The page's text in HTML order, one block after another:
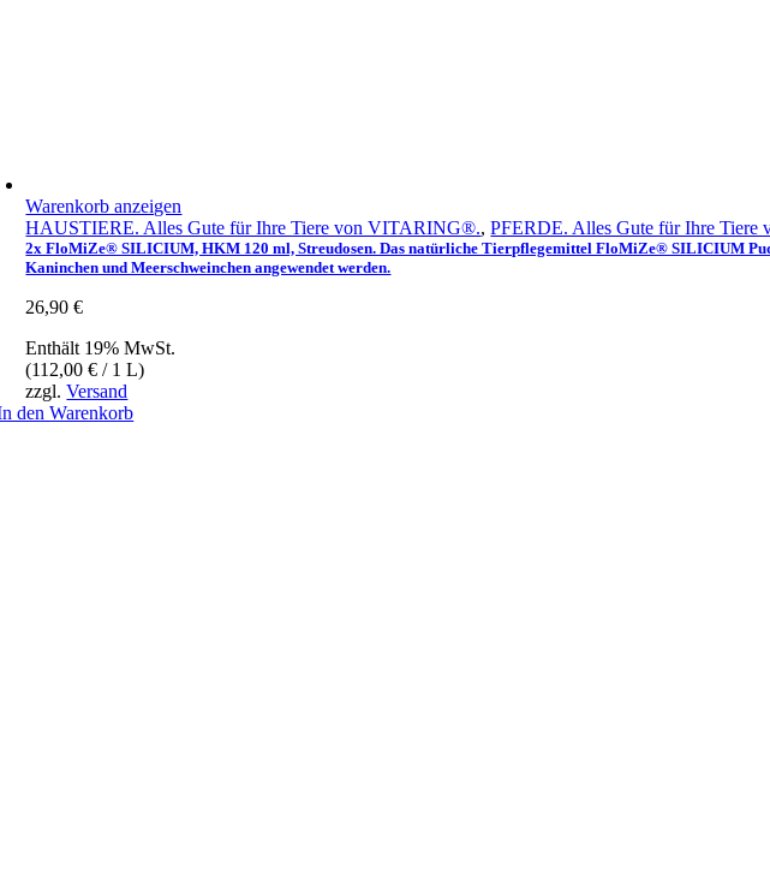
Warenkorb anzeigen
HAUSTIERE. Alles Gute für Ihre Tiere von VITARING®.,PFERDE. Alles Gute für Ihre
2x FloMiZe® SILICIUM, HKM 120 ml, Streudosen. Das natürliche Tierpflegemittel FloMiZe® SILICIUM
Kaninchen und Meerschweinchen angewendet werden.
26,90€
Enthält 19% MwSt.
(112,00€ / 1 L)
zzgl.Versand
den Warenkorb